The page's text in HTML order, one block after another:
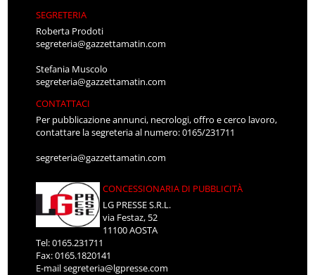
SEGRETERIA
Roberta Prodoti
segreteria@gazzettamatin.com
Stefania Muscolo
segreteria@gazzettamatin.com
CONTATTACI
Per pubblicazione annunci, necrologi, offro e cerco lavoro,
contattare la segreteria al numero: 0165/231711
segreteria@gazzettamatin.com
CONCESSIONARIA DI PUBBLICITÀ
LG PRESSE S.R.L.
via Festaz, 52
11100 AOSTA
Tel: 0165.231711
Fax: 0165.1820141
E-mailsegreteria@lgpresse.com